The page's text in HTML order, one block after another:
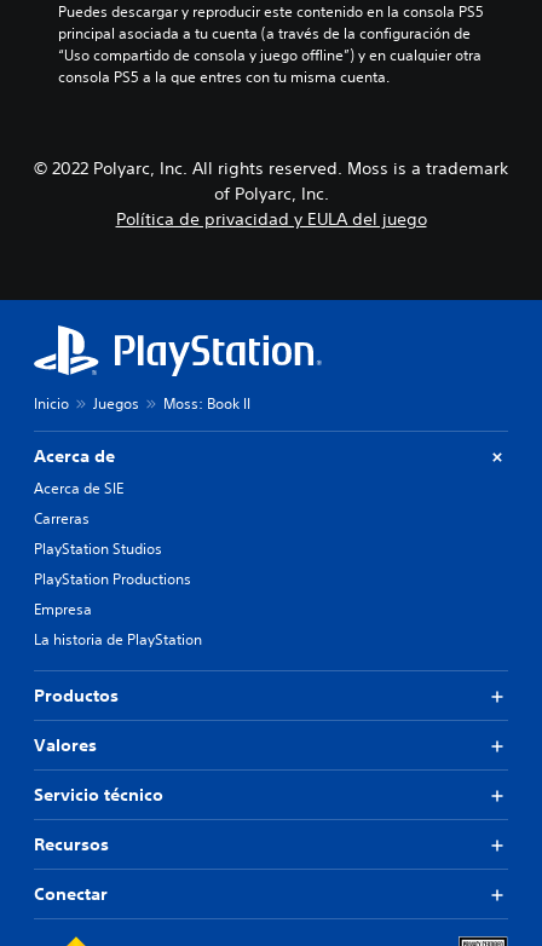
Puedes descargar y reproducir este contenido en la consola PS5
principal asociada a tu cuenta (a través de la configuración de
“Uso compartido de consola y juego offline”) y en cualquier otra
consola PS5 a la que entres con tu misma cuenta.
© 2022 Polyarc, Inc. All rights reserved. Moss is a trademark
of Polyarc, Inc.
Política de privacidad y EULA del juego
Inicio Juegos Moss: Book II
Acerca de
Acerca de SIE
Carreras
PlayStation Studios
PlayStation Productions
Empresa
La historia de PlayStation
Productos
Valores
Servicio técnico
Recursos
Conectar